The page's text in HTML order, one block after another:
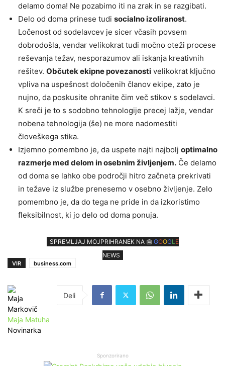
delamo doma! Ne pozabimo iti na zrak in se razgibati.
Delo od doma prinese tudi socialno izoliranost.
Ločenost od sodelavcev je sicer včasih povsem
dobrodošla, vendar velikokrat tudi močno oteži procese
reševanja težav, nesporazumov ali iskanja kreativnih
rešitev. Občutek ekipne povezanosti velikokrat ključno
vpliva na uspešnost določenih članov ekipe, zato je
nujno, da poskusite ohranite čim več stikov s sodelavci.
K sreči je to s sodobno tehnologije precej lažje, vendar
nobena tehnologija (še) ne more nadomestiti
človeškega stika.
Izjemno pomembno je, da uspete najti najbolj optimalno
razmerje med delom in osebnim življenjem. Če delamo
od doma se lahko obe področji hitro začneta prekrivati
in težave iz službe prenesemo v osebno življenje. Zelo
pomembno je, da do tega ne pride in da izkoristimo
fleksibilnost, ki jo delo od doma ponuja.
SPREMLJAJ MOJPRIHRANEK NA 📰 GOOGL E
NEWS
VIR business.com
Maja Matuha
Novinarka
Sponzorirano